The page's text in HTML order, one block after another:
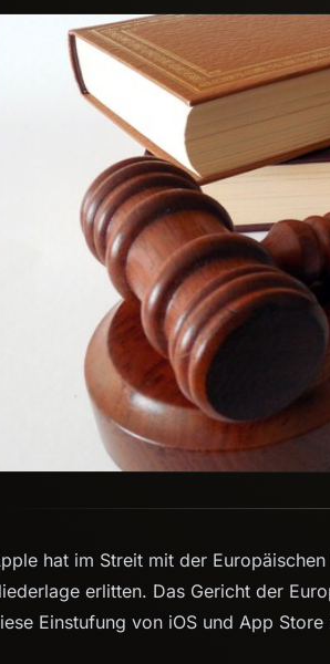
hat im Streit mit der
erlitten. Das Gericht der
Einstufung von iOS und App Store